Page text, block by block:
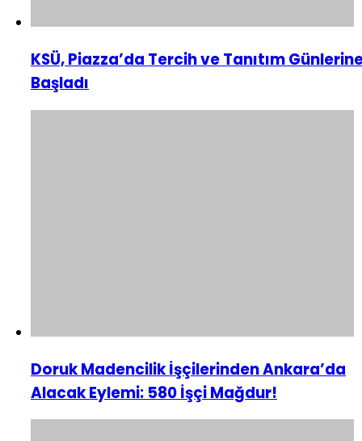
KSÜ, Piazza’da Tercih ve Tanıtım
Başladı
Doruk Madencilik İşçilerinden Ankara’da
Alacak Eylemi: 580 İşçi Mağdur!